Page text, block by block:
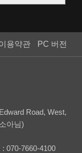
용약관 PC 버전
Road, West,
아님)
: 070-7660-4100